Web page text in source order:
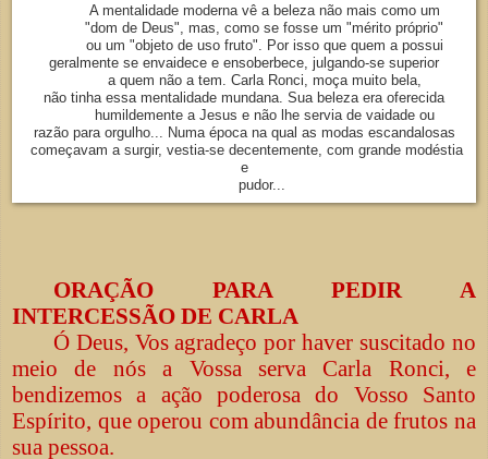
A mentalidade moderna vê a beleza não mais como um
"dom de Deus", mas, como se fosse um "mérito próprio"
ou um "objeto de uso fruto". Por isso que quem a possui
geralmente se envaidece e ensoberbece, julgando-se superior
a quem não a tem. Carla Ronci, moça muito bela,
não tinha essa mentalidade mundana. Sua beleza era oferecida
humildemente a Jesus e não lhe servia de vaidade ou
razão para orgulho... Numa época na qual as modas escandalosas
começavam a surgir, vestia-se decentemente, com grande modéstia
e
pudor...
ORAÇÃO PARA PEDIR A
INTERCESSÃO DE CARLA
Ó Deus, Vos agradeço por haver suscitado no
meio de nós a Vossa serva Carla Ronci, e
bendizemos a ação poderosa do Vosso Santo
Espírito, que operou com abundância de frutos na
sua pessoa.